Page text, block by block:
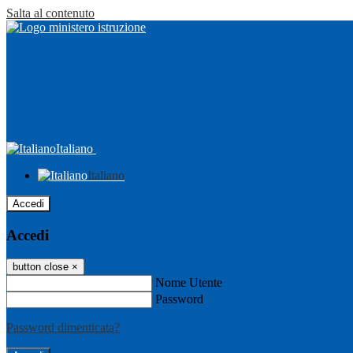
Salta al contenuto
Italiano
Italiano
Accedi
Accedi
button close ×
Nome Utente
Password
Password dimenticata?